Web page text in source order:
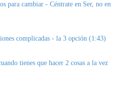
para cambiar - Céntrate en Ser, no en
complicadas - la 3 opción (1:43)
tienes que hacer 2 cosas a la vez